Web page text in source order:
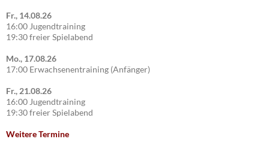
Fr., 14.08.26
16:00 Jugendtraining
19:30 freier Spielabend
Mo., 17.08.26
17:00 Erwachsenentraining (Anfänger)
Fr., 21.08.26
16:00 Jugendtraining
19:30 freier Spielabend
Weitere Termine